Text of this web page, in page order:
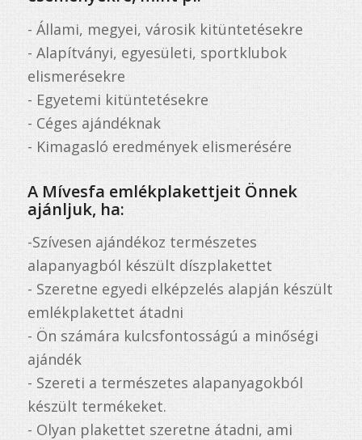
- Állami, megyei, városik kitüntetésekre
- Alapítványi, egyesületi, sportklubok
elismerésekre
- Egyetemi kitüntetésekre
- Céges ajándéknak
- Kimagasló eredmények elismerésére
A Mívesfa emlékplakettjeit Önnek
ajánljuk, ha:
-Szívesen ajándékoz természetes
alapanyagból készült díszplakettet
- Szeretne egyedi elképzelés alapján készült
emlékplakettet átadni
- Ön számára kulcsfontosságú a minőségi
ajándék
- Szereti a természetes alapanyagokból
készült termékeket.
- Olyan plakettet szeretne átadni, ami